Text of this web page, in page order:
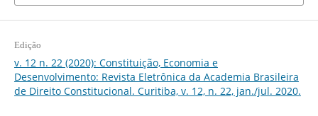
Edição
v. 12 n. 22 (2020): Constituição, Economia e
Desenvolvimento: Revista Eletrônica da Academia Brasileira
de Direito Constitucional. Curitiba, v. 12, n. 22, jan./jul. 2020.